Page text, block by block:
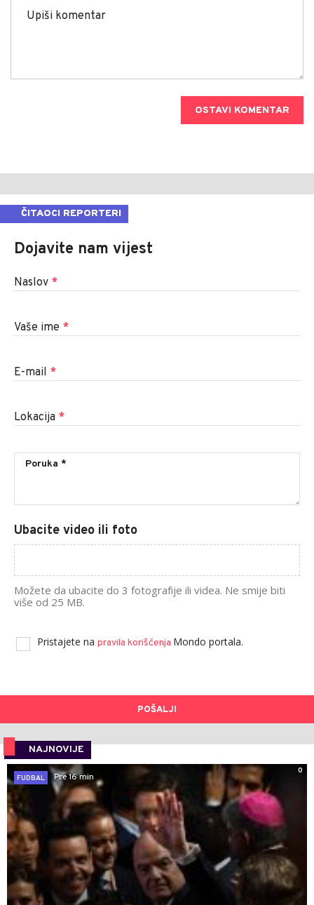
OSTAVI KOMENTAR
ČITAOCI REPORTERI
Dojavite nam vijest
Naslov *
Vaše ime *
E-mail *
Lokacija *
Ubacite video ili foto
Možete da ubacite do 3 fotografije ili videa. Ne smije biti
više od 25 MB.
Pristajete na pravila korišćenja Mondo portala.
POŠALJI
NAJNOVIJE
0
FUDBAL
Pre 16 min